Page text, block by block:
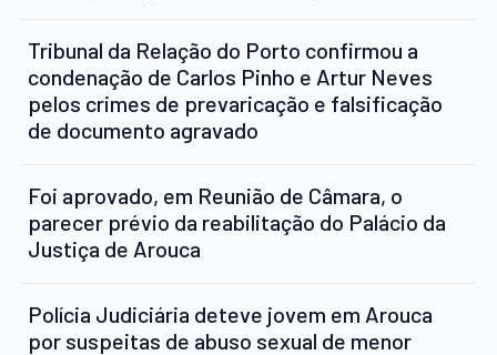
Tribunal da Relação do Porto confirmou a
condenação de Carlos Pinho e Artur Neves
pelos crimes de prevaricação e falsificação
de documento agravado
Foi aprovado, em Reunião de Câmara, o
parecer prévio da reabilitação do Palácio da
Justiça de Arouca
Polícia Judiciária deteve jovem em Arouca
por suspeitas de abuso sexual de menor